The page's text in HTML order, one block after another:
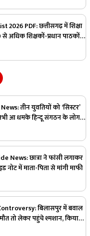
2026 PDF: छत्तीसगढ़ में शिक्षा
अधिक शिक्षकों-प्रधान पाठकों
पूरी सूची
तीन युवतियों को ‘सिस्टर’
आ धमके हिन्दू संगठन के लोग
News: छात्रा ने फांसी लगाकर
नोट में माता-पिता से मांगी माफी
बिलासपुर में बवाल
तो लेकर पहुंचे श्मशान, किया